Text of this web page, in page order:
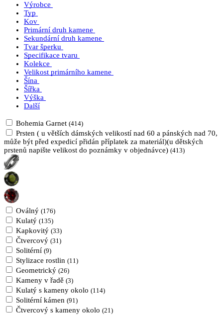
Výrobce
Typ
Kov
Primární druh kamene
Sekundární druh kamene
Tvar šperku
Specifikace tvaru
Kolekce
Velikost primárního kamene
Šína
Šířka
Výška
Další
Bohemia Garnet (414)
Prsten ( u větších dámských velikostí nad 60 a pánských nad 70,
může být před expedicí přidán příplatek za materiál)(u dětských
prstenů napište velikost do poznámky v objednávce) (413)
Oválný (176)
Kulatý (135)
Kapkovitý (33)
Čtvercový (31)
Solitérní (9)
Stylizace rostlin (11)
Geometrický (26)
Kameny v řadě (3)
Kulatý s kameny okolo (114)
Solitérní kámen (91)
Čtvercový s kameny okolo (21)